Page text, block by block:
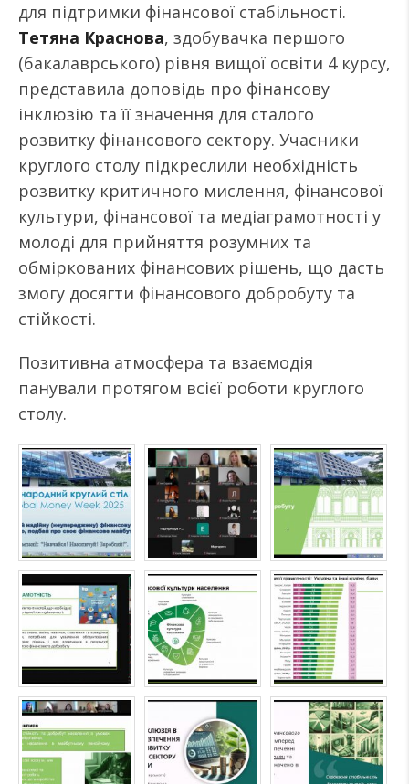
для підтримки фінансової стабільності.
Тетяна Краснова, здобувачка першого
(бакалаврського) рівня вищої освіти 4 курсу,
представила доповідь про фінансову
інклюзію та її значення для сталого
розвитку фінансового сектору. Учасники
круглого столу підкреслили необхідність
розвитку критичного мислення, фінансової
культури, фінансової та медіаграмотності у
молоді для прийняття розумних та
обміркованих фінансових рішень, що дасть
змогу досягти фінансового добробуту та
стійкості.
Позитивна атмосфера та взаємодія
панували протягом всієї роботи круглого
столу.